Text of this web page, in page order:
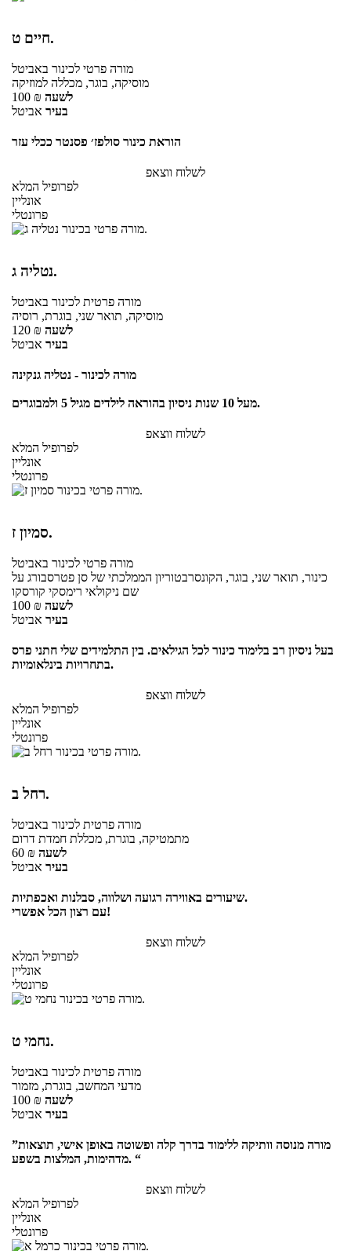
חיים ט.
מורה פרטי לכינור באביטל
מוסיקה, בוגר, מכללה למוזיקה
100 ₪ לשעה
בעיר אביטל
הוראת כינור סולפז׳ פסנטר ככלי עזר
לשלוח ווצאפ
לפרופיל המלא
אונליין
פרונטלי
נטליה ג.
מורה פרטית לכינור באביטל
מוסיקה, תואר שני, בוגרת, רוסיה
120 ₪ לשעה
בעיר אביטל
מורה לכינור - נטליה גנקינה
מעל 10 שנות ניסיון בהוראה לילדים מגיל 5 ולמבוגרים.
לשלוח ווצאפ
לפרופיל המלא
אונליין
פרונטלי
סמיון ז.
מורה פרטי לכינור באביטל
כינור, תואר שני, בוגר, הקונסרבטוריון הממלכתי של סן פטרסבורג על
שם ניקולאי רימסקי קורסקו
100 ₪ לשעה
בעיר אביטל
בעל ניסיון רב בלימוד כינור לכל הגילאים. בין התלמידים שלי חתני פרס
בתחרויות בינלאומיות.
לשלוח ווצאפ
לפרופיל המלא
אונליין
פרונטלי
רחל ב.
מורה פרטית לכינור באביטל
מתמטיקה, בוגרת, מכללת חמדת דרום
60 ₪ לשעה
בעיר אביטל
שיעורים באווירה רגועה ושלווה, סבלנות ואכפתיות.
עם רצון הכל אפשרי!
לשלוח ווצאפ
לפרופיל המלא
אונליין
פרונטלי
נחמי ט.
מורה פרטית לכינור באביטל
מדעי המחשב, בוגרת, מזמור
100 ₪ לשעה
בעיר אביטל
”מורה מנוסה וותיקה ללימוד בדרך קלה ופשוטה באופן אישי, תוצאות
מדהימות, המלצות בשפע. “
לשלוח ווצאפ
לפרופיל המלא
אונליין
פרונטלי